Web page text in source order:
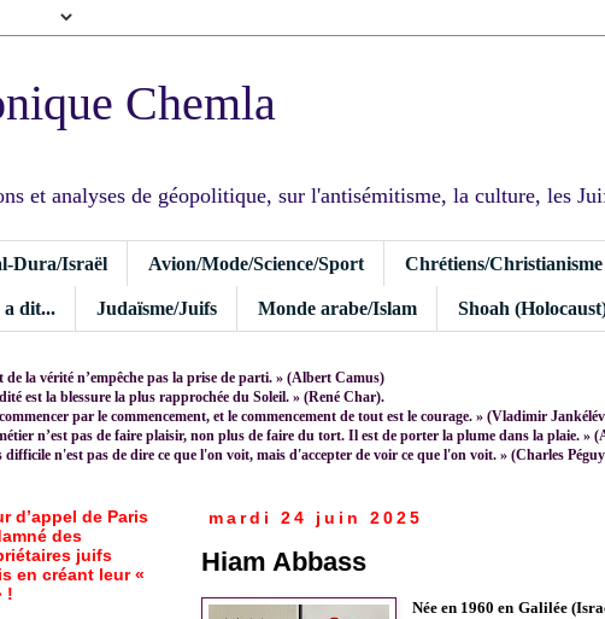
Chemla
et analyses de géopolitique, sur l'antisémitisme, la culture, les
Dura/Israël Avion/Mode/Science/Sport Chrétiens/Christianisme
a dit... Judaïsme/Juifs Monde arabe/Islam Shoah
de la vérité n’empêche pas la prise de parti. » (Albert Camus)
est la blessure la plus rapprochée du Soleil. » (René Char).
par le commencement, et le commencement de tout est le courage. » (Vladimir
n’est pas de faire plaisir, non plus de faire du tort. Il est de porter la plume dans la plaie. »
difficile n'est pas de dire ce que l'on voit, mais d'accepter de voir ce que l'on voit. » (Charles
mardi 24 juin 2025
Hiam Abbass
Née en 1960 en Galilée
d’appel de Paris
des
juifs
en créant leur «
!